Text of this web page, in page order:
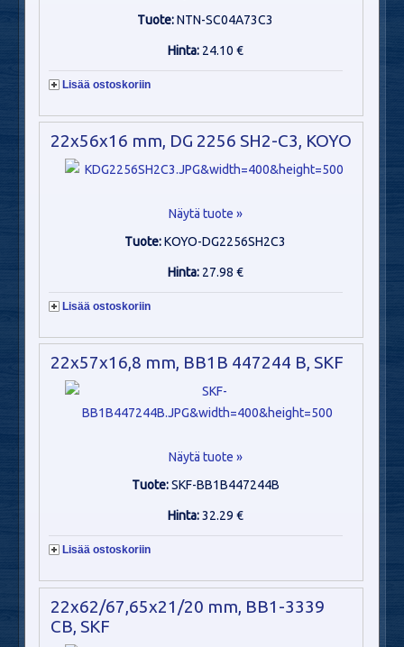
Tuote:NTN-SC04A73C3
Hinta: 24.10 €
Lisää ostoskoriin
22x56x16 mm, DG 2256 SH2-C3, KOYO
Näytä tuote »
Tuote:KOYO-DG2256SH2C3
Hinta: 27.98 €
Lisää ostoskoriin
22x57x16,8 mm, BB1B 447244 B, SKF
Näytä tuote »
Tuote:SKF-BB1B447244B
Hinta:32.29 €
Lisää ostoskoriin
22x62/67,65x21/20 mm, BB1-3339
CB, SKF